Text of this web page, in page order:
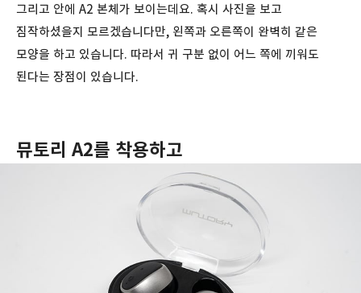
그리고 안에 A2 본체가 보이는데요. 혹시 사진을 보고
짐작하셨을지 모르겠습니다만, 왼쪽과 오른쪽이 완벽히 같은
모양을 하고 있습니다. 따라서 귀 구분 없이 어느 쪽에 끼워도
된다는 장점이 있습니다.
뮤토리 A2를 착용하고